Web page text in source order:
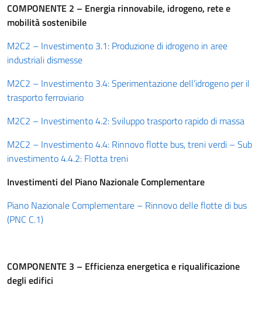
COMPONENTE 2 – Energia rinnovabile, idrogeno, rete e
mobilità sostenibile
M2C2 – Investimento 3.1: Produzione di idrogeno in aree
industriali dismesse
M2C2 – Investimento 3.4: Sperimentazione dell’idrogeno per il
trasporto ferroviario
M2C2 – Investimento 4.2: Sviluppo trasporto rapido di massa
M2C2 – Investimento 4.4: Rinnovo flotte bus, treni verdi – Sub
investimento 4.4.2: Flotta treni
Investimenti del Piano Nazionale Complementare
Piano Nazionale Complementare – Rinnovo delle flotte di bus
(PNC C.1)
COMPONENTE 3 – Efficienza energetica e riqualificazione
degli edifici